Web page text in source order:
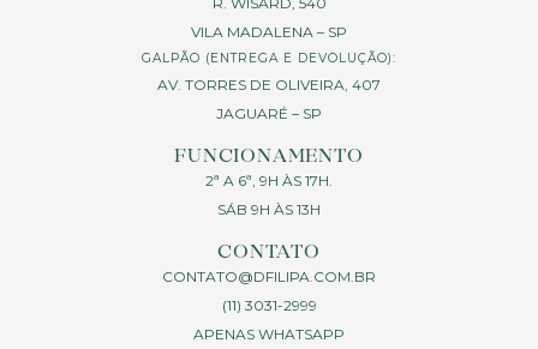
VILA MADALENA – SP
GALPÃO (ENTREGA E DEVOLUÇÃO):
AV. TORRES DE OLIVEIRA, 407
JAGUARÉ – SP
FUNCIONAMENTO
2ª A 6ª, 9H ÀS 17H.
SÁB 9H ÀS 13H
CONTATO
CONTATO@DFILIPA.COM.BR
(11) 3031-2999
APENAS WHATSAPP